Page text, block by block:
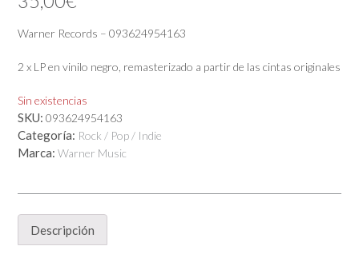
Warner Records – 093624954163
2 x LP en vinilo negro, remasterizado a partir de las cintas originales
Sin existencias
SKU: 093624954163
Categoría: Rock / Pop / Indie
Marca: Warner Music
Descripción